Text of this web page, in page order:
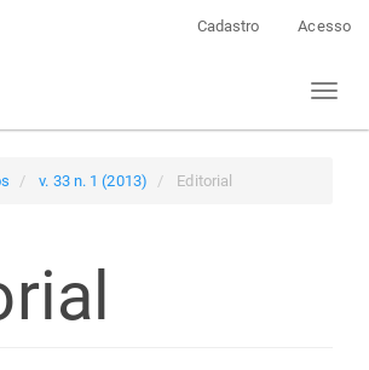
Cadastro Acesso
Toggle
v. 33 n. 1 (2013) Editorial